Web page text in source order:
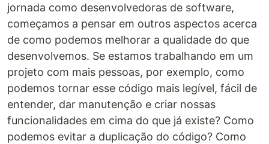
jornada como desenvolvedoras de software,
começamos a pensar em outros aspectos acerca
de como podemos melhorar a qualidade do que
desenvolvemos. Se estamos trabalhando em um
projeto com mais pessoas, por exemplo, como
podemos tornar esse código mais legível, fácil de
entender, dar manutenção e criar nossas
funcionalidades em cima do que já existe? Como
podemos evitar a duplicação do código? Como